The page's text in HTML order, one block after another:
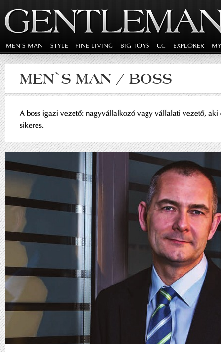
MEN'S MAN STYLE FINE LIVING BIG TOYS CC EXPLORER
MEN`S MAN / BOSS
A boss igazi vezető: nagyvállalkozó vagy vállalati vezető, aki
sikeres.